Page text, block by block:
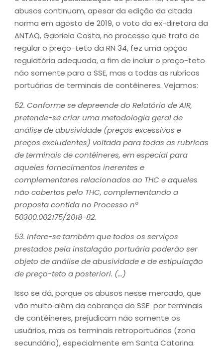
abusos continuam, apesar da edição da citada
norma em agosto de 2019, o voto da ex-diretora da
ANTAQ, Gabriela Costa, no processo que trata de
regular o preço-teto da RN 34, fez uma opção
regulatória adequada, a fim de incluir o preço-teto
não somente para a SSE, mas a todas as rubricas
portuárias de terminais de contêineres. Vejamos:
52. Conforme se depreende do Relatório de AIR,
pretende-se criar uma metodologia geral de
análise de abusividade (preços excessivos e
preços excludentes) voltada para todas as rubricas
de terminais de contêineres, em especial para
aqueles fornecimentos inerentes e
complementares relacionados ao THC e aqueles
não cobertos pelo THC, complementando a
proposta contida no Processo nº
50300.002175/2018-82.
53. Infere-se também que todos os serviços
prestados pela instalação portuária poderão ser
objeto de análise de abusividade e de estipulação
de preço-teto a posteriori. (…)
Isso se dá, porque os abusos nesse mercado, que
vão muito além da cobrança do SSE por terminais
de contêineres, prejudicam não somente os
usuários, mas os terminais retroportuários (zona
secundária), especialmente em Santa Catarina.